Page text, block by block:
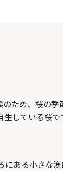
ため、桜の
している桜
ある小さな